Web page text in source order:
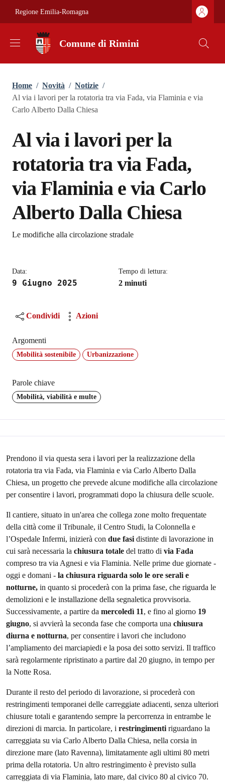
Regione Emilia-Romagna
Comune di Rimini
Briciole di pane
Home / Novità / Notizie /
Al via i lavori per la rotatoria tra via Fada, via Flaminia e via
Carlo Alberto Dalla Chiesa
Al via i lavori per la
rotatoria tra via Fada,
via Flaminia e via Carlo
Alberto Dalla Chiesa
Dettagli
Descrizione breve
Le modifiche alla circolazione stradale
Data:
9 Giugno 2025
Tempo di lettura:
2 minuti
Condividi Azioni
Argomenti
Mobilità sostenibile Urbanizzazione
Parole chiave
Mobilità, viabilità e multe
Descrizione
Prendono il via questa sera i lavori per la realizzazione della
rotatoria tra via Fada, via Flaminia e via Carlo Alberto Dalla
Chiesa, un progetto che prevede alcune modifiche alla circolazione
per consentire i lavori, programmati dopo la chiusura delle scuole.
Il cantiere, situato in un'area che collega zone molto frequentate
della città come il Tribunale, il Centro Studi, la Colonnella e
l’Ospedale Infermi, inizierà con due fasi distinte di lavorazione in
cui sarà necessaria la chiusura totale del tratto di via Fada
compreso tra via Agnesi e via Flaminia. Nelle prime due giornate -
oggi e domani - la chiusura riguarda solo le ore serali e
notturne, in quanto si procederà con la prima fase, che riguarda le
demolizioni e le installazione della segnaletica provvisoria.
Successivamente, a partire da mercoledì 11, e fino al giorno 19
giugno, si avvierà la seconda fase che comporta una chiusura
diurna e notturna, per consentire i lavori che includono
l’ampliamento dei marciapiedi e la posa dei sotto servizi. Il traffico
sarà regolarmente ripristinato a partire dal 20 giugno, in tempo per
la Notte Rosa.
Durante il resto del periodo di lavorazione, si procederà con
restringimenti temporanei delle carreggiate adiacenti, senza ulteriori
chiusure totali e garantendo sempre la percorrenza in entrambe le
direzioni di marcia. In particolare, i restringimenti riguardano la
carreggiata su via Carlo Alberto Dalla Chiesa, nella corsia in
direzione mare (lato Ravenna), limitatamente agli ultimi 80 metri
prima della rotatoria. Un altro restringimento è previsto sulla
carreggiata di via Flaminia, lato mare, dal civico 80 al civico 70.